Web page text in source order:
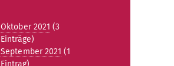
Oktober 2021 (3
Einträge)
September 2021 (1
Eintrag)